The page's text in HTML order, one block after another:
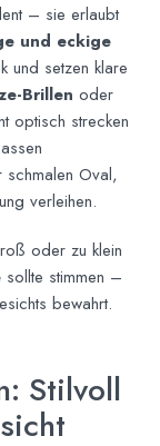
– sie erlaubt
und eckige
und setzen klare
Brillen oder
optisch strecken
Oval,
verleihen.
oder zu klein
sollte stimmen –
bewahrt.
Stilvoll